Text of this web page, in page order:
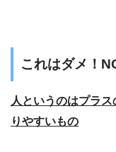
これはダメ！
人というのはプラス
りやすいもの